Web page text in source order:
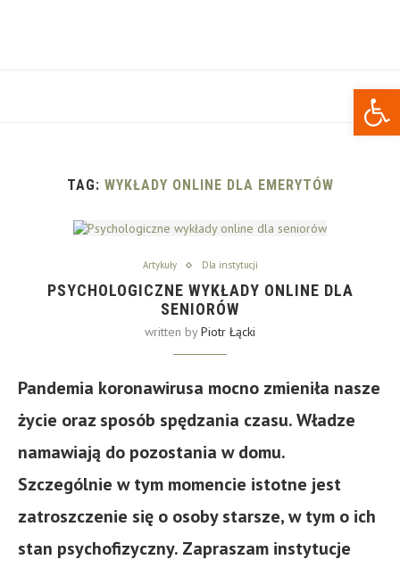
TAG: WYKŁADY ONLINE DLA EMERYTÓW
Artykuły Dla instytucji
PSYCHOLOGICZNE WYKŁADY ONLINE DLA
SENIORÓW
written byPiotr Łącki
Pandemia koronawirusa mocno zmieniła nasze
życie oraz sposób spędzania czasu. Władze
namawiają do pozostania w domu.
Szczególnie w tym momencie istotne jest
zatroszczenie się o osoby starsze, w tym o ich
stan psychofizyczny. Zapraszam instytucje